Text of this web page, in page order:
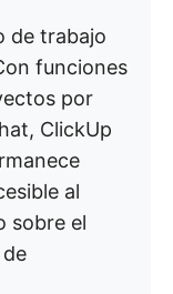
de trabajo
funciones
por
ClickUp
al
sobre el